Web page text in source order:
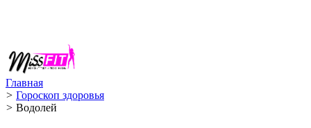
Главная
> Гороскоп здоровья
> Водолей ️